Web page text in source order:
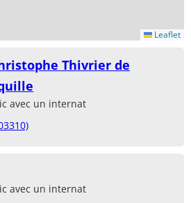
Leaflet
Thivrier de
avec un internat
avec un internat